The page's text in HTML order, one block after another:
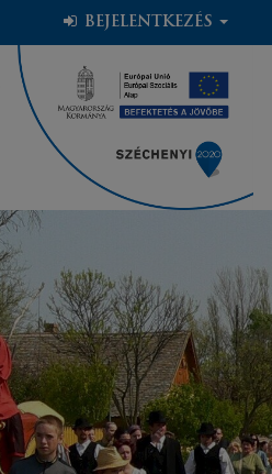
BEJELENTKEZÉS